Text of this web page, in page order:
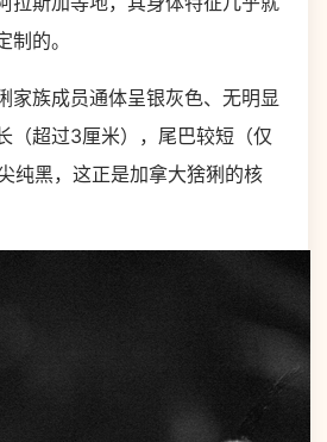
的。
族成员通体呈银灰色、无明显
（超过3厘米），尾巴较短（仅
纯黑，这正是加拿大猞猁的核